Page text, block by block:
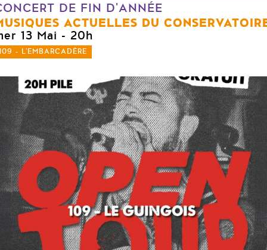
DE FIN D'ANNÉE
ACTUELLES DU
13 Mai - 20h
- L'EMBARCADÈRE